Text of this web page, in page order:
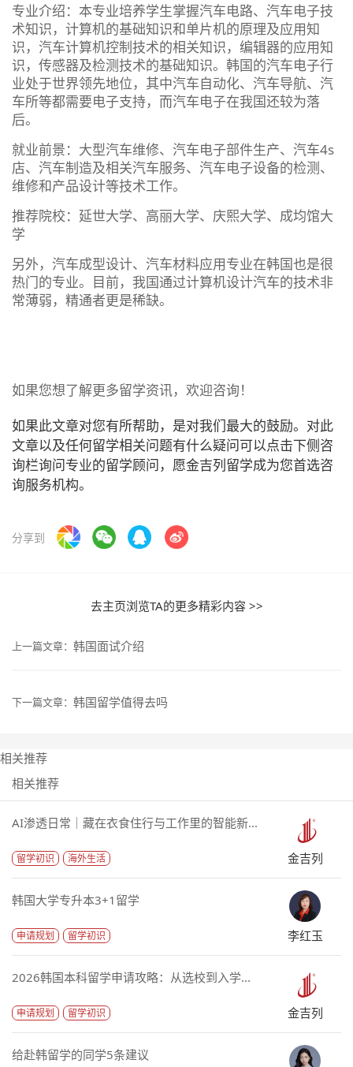
专业介绍：本专业培养学生掌握汽车电路、汽车电子技
术知识，计算机的基础知识和单片机的原理及应用知
识，汽车计算机控制技术的相关知识，编辑器的应用知
识，传感器及检测技术的基础知识。韩国的汽车电子行
业处于世界领先地位，其中汽车自动化、汽车导航、汽
车所等都需要电子支持，而汽车电子在我国还较为落
后。
就业前景：大型汽车维修、汽车电子部件生产、汽车4s
店、汽车制造及相关汽车服务、汽车电子设备的检测、
维修和产品设计等技术工作。
推荐院校：延世大学、高丽大学、庆熙大学、成均馆大
学
另外，汽车成型设计、汽车材料应用专业在韩国也是很
热门的专业。目前，我国通过计算机设计汽车的技术非
常薄弱，精通者更是稀缺。
如果您想了解更多留学资讯，欢迎咨询！
如果此文章对您有所帮助，是对我们最大的鼓励。对此
文章以及任何留学相关问题有什么疑问可以点击下侧咨
询栏询问专业的留学顾问，愿金吉列留学成为您首选咨
询服务机构。
分享到
去主页浏览TA的更多精彩内容 >>
上一篇文章： 韩国面试介绍
下一篇文章： 韩国留学值得去吗
相关推荐
相关推荐
AI渗透日常｜藏在衣食住行与工作里的智能新...
留学初识 海外生活 金吉列
韩国大学专升本3+1留学
申请规划 留学初识 李红玉
2026韩国本科留学申请攻略：从选校到入学...
申请规划 留学初识 金吉列
给赴韩留学的同学5条建议